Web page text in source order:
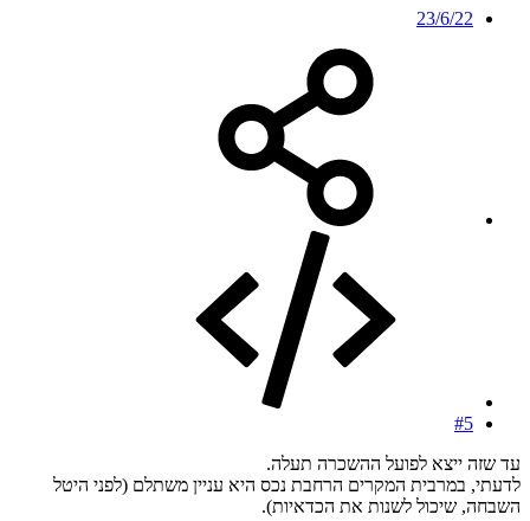
23/6/22
#5
עד שזה ייצא לפועל ההשכרה תעלה.
לדעתי, במרבית המקרים הרחבת נכס היא עניין משתלם (לפני היטל
השבחה, שיכול לשנות את הכדאיות).